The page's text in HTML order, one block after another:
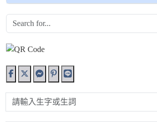
請輸入生字或生詞